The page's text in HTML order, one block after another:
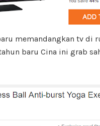
memandangkan tv di
baru Cina ini grab